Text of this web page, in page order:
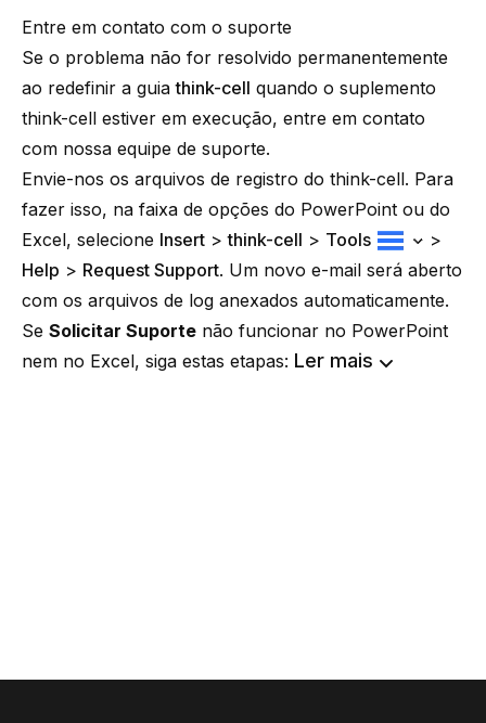
Entre em contato com o suporte
Se o problema não for resolvido permanentemente
ao redefinir a guiathink-cell quando o suplemento
think-cell estiver em execução, entre em contato
com nossa equipe de suporte.
Envie-nos os arquivos de registro do think-cell. Para
fazer isso, na faixa de opções do PowerPoint ou do
Excel, selecione Insert >think-cell > Tools
>
Help > Request Support. Um novo e-mail será aberto
com os arquivos de log anexados automaticamente.
Se Solicitar Suporte não funcionar no PowerPoint
nem no Excel, siga estas etapas: Ler mais